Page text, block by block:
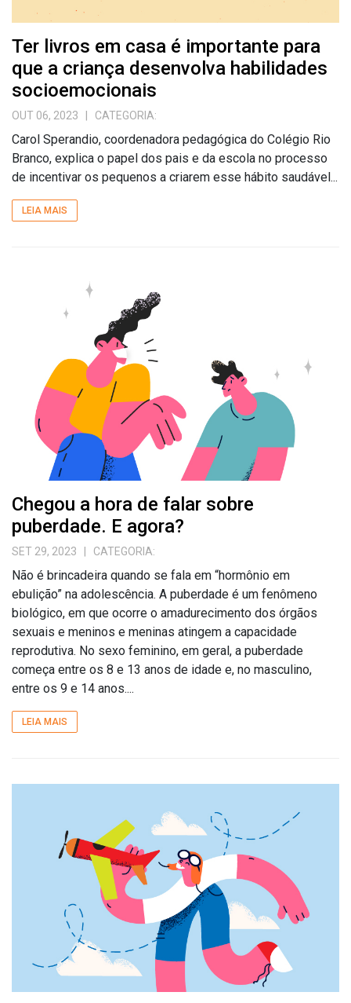
Ter livros em casa é importante para
que a criança desenvolva habilidades
socioemocionais
OUT 06, 2023 | CATEGORIA:
Carol Sperandio, coordenadora pedagógica do Colégio Rio
Branco, explica o papel dos pais e da escola no processo
de incentivar os pequenos a criarem esse hábito saudável...
LEIA MAIS
Chegou a hora de falar sobre
puberdade. E agora?
SET 29, 2023 | CATEGORIA:
Não é brincadeira quando se fala em “hormônio em
ebulição” na adolescência. A puberdade é um fenômeno
biológico, em que ocorre o amadurecimento dos órgãos
sexuais e meninos e meninas atingem a capacidade
reprodutiva. No sexo feminino, em geral, a puberdade
começa entre os 8 e 13 anos de idade e, no masculino,
entre os 9 e 14 anos....
LEIA MAIS